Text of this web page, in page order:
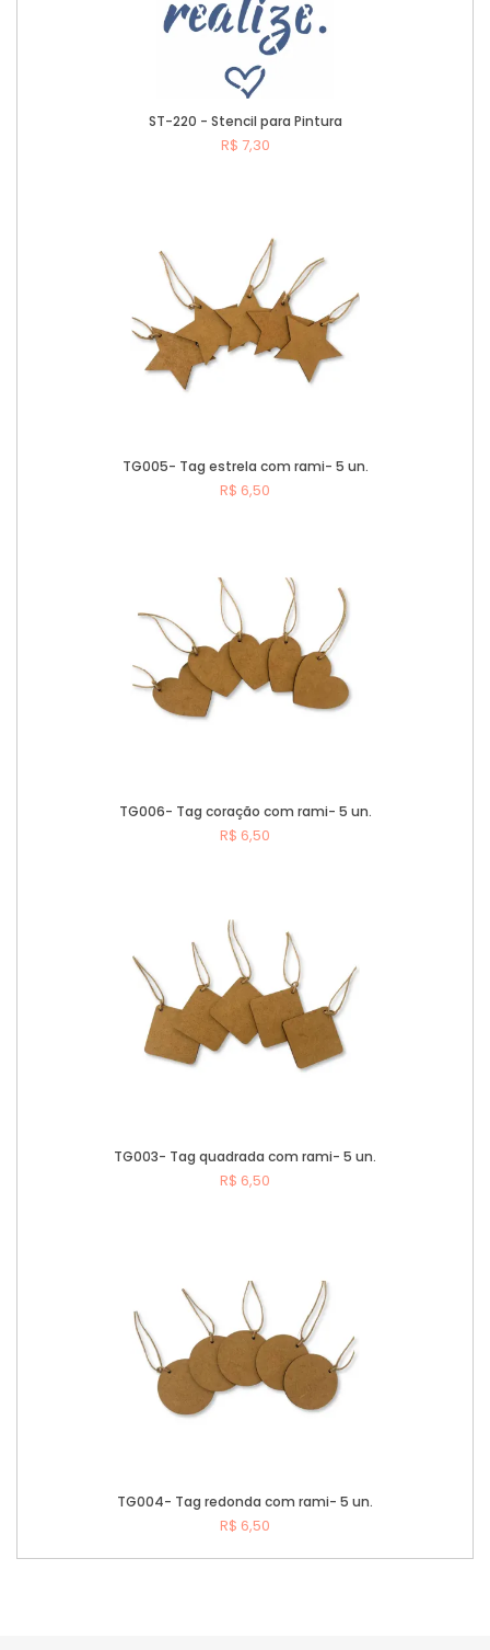
ST-220 - Stencil para Pintura
R$ 7,30
TG005- Tag estrela com rami- 5 un.
R$ 6,50
TG006- Tag coração com rami- 5 un.
R$ 6,50
TG003- Tag quadrada com rami- 5 un.
R$ 6,50
TG004- Tag redonda com rami- 5 un.
R$ 6,50